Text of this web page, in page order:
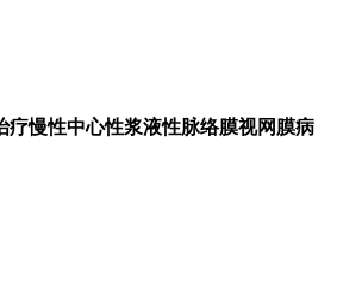
疗慢性中心性浆液性脉络膜视网膜病